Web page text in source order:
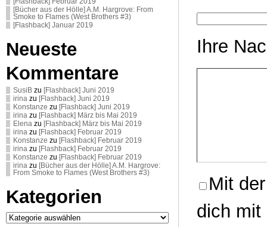
[Bücher aus der Hölle] A.M. Hargrove: From
Smoke to Flames (West Brothers #3)
[Flashback] Januar 2019
Neueste
Kommentare
SusiB zu [Flashback] Juni 2019
irina zu [Flashback] Juni 2019
Konstanze zu [Flashback] Juni 2019
irina zu [Flashback] März bis Mai 2019
Elena zu [Flashback] März bis Mai 2019
irina zu [Flashback] Februar 2019
Konstanze zu [Flashback] Februar 2019
irina zu [Flashback] Februar 2019
Konstanze zu [Flashback] Februar 2019
irina zu [Bücher aus der Hölle] A.M. Hargrove:
From Smoke to Flames (West Brothers #3)
Kategorien
Kategorien
Ihre
Mit
dich mit